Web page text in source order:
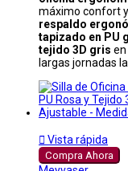
máximo confort
respaldo
tapizado en PU
tejido 3D gris
largas jornadas
 Vista rápida
Compra Ahora